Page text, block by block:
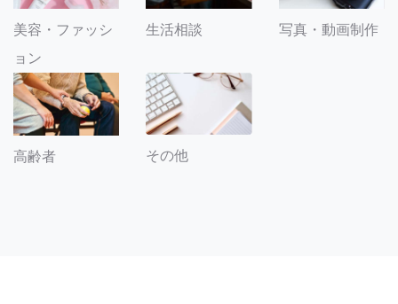
美容・ファッシ
ョン
生活相談 写真・動画制作
高齢者 その他